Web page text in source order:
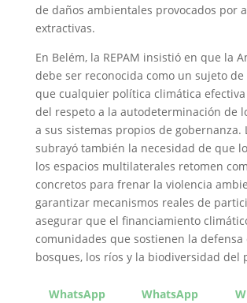
de daños ambientales provocados por
extractivas.
En Belém, la REPAM insistió en que la
debe ser reconocida como un sujeto de
que cualquier política climática
del respeto a la autodeterminación de
a sus sistemas propios de gobernanza.
subrayó también la necesidad de que
los espacios multilaterales retomen
concretos para frenar la violencia
garantizar mecanismos reales de
asegurar que el financiamiento
comunidades que sostienen la defensa
bosques, los ríos y la biodiversidad del
WhatsApp
WhatsApp